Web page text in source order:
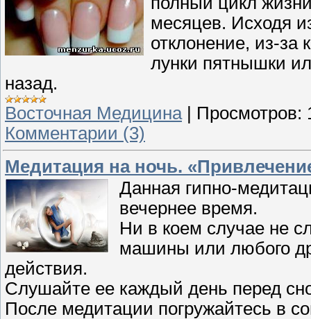
месяцев. Исходя
отклонение, из-за
лунки пятнышки
назад.
Восточная Медицина| Просмотров:
Комментарии (3)
Медитация на ночь.
Данная гипно-
вечернее время.
Ни в коем случае не
машины или любого
действия.
Слушайте ее каждый день перед
После медитации погружайтесь в